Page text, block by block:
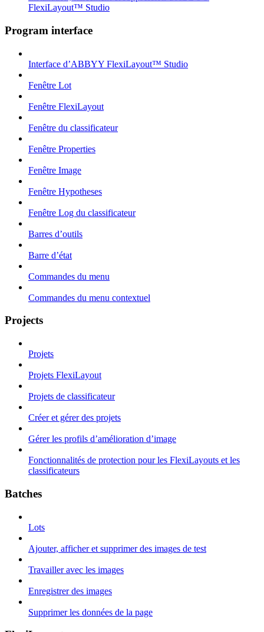
FlexiLayout™ Studio
Program interface
Interface d’ABBYY FlexiLayout™ Studio
Fenêtre Lot
Fenêtre FlexiLayout
Fenêtre du classificateur
Fenêtre Properties
Fenêtre Image
Fenêtre Hypotheses
Fenêtre Log du classificateur
Barres d’outils
Barre d’état
Commandes du menu
Commandes du menu contextuel
Projects
Projets
Projets FlexiLayout
Projets de classificateur
Créer et gérer des projets
Gérer les profils d’amélioration d’image
Fonctionnalités de protection pour les FlexiLayouts et les
classificateurs
Batches
Lots
Ajouter, afficher et supprimer des images de test
Travailler avec les images
Enregistrer des images
Supprimer les données de la page